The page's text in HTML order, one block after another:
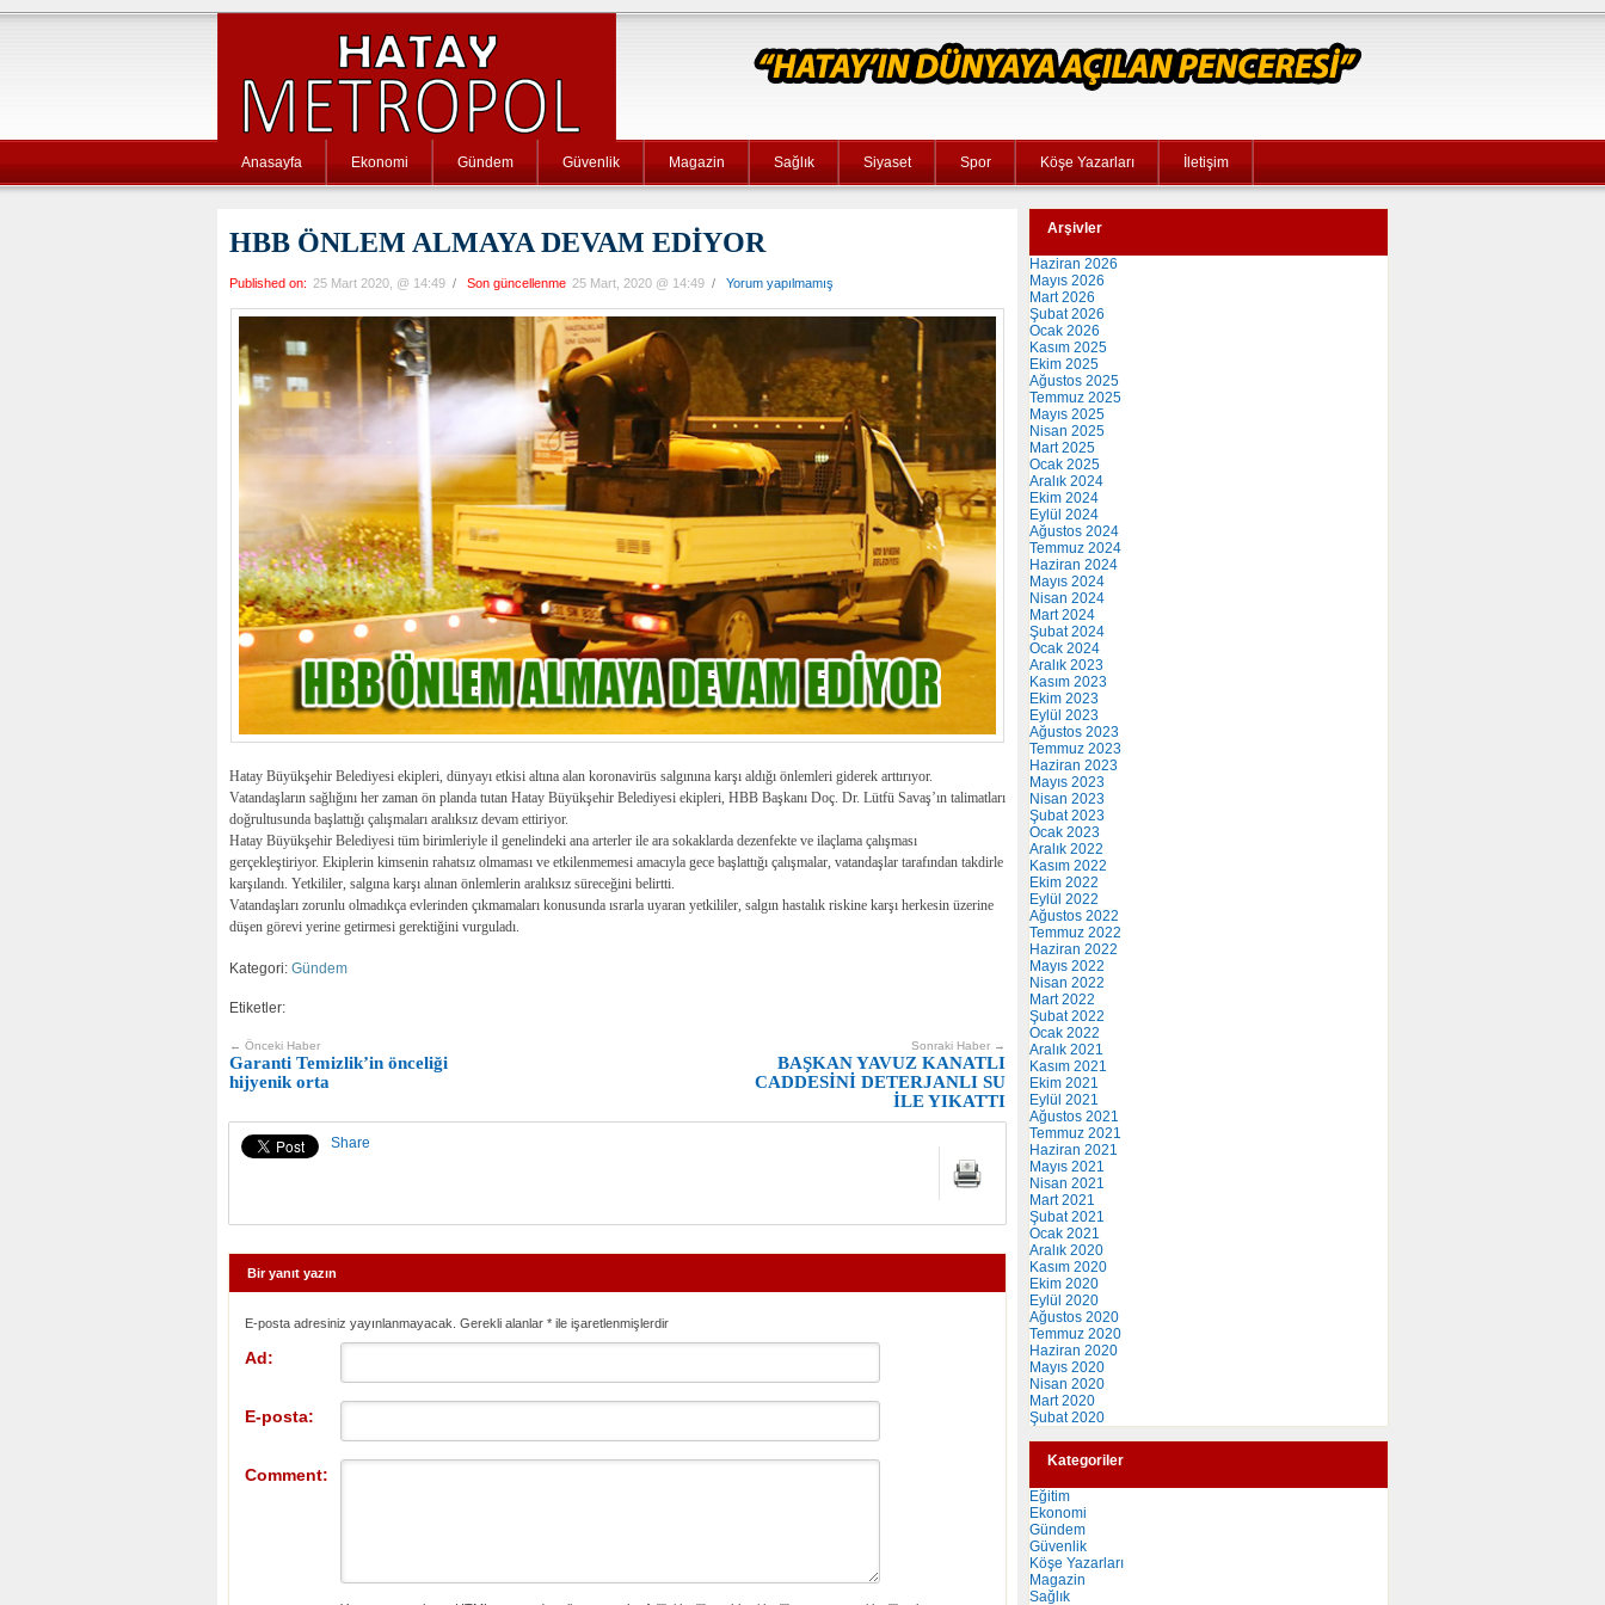
Anasayfa Ekonomi Gündem Güvenlik Magazin Sağlık Siyaset Spor Köşe Yazarları İletişim
HBB ÖNLEM ALMAYA DEVAM EDİYOR
Published on: 25 Mart 2020, @ 14:49 / Son güncellenme 25 Mart, 2020 @ 14:49 / Yorum yapılmamış
Hatay Büyükşehir Belediyesi ekipleri, dünyayı etkisi altına alan koronavirüs salgınına karşı aldığı önlemleri giderek arttırıyor.
Vatandaşların sağlığını her zaman ön planda tutan Hatay Büyükşehir Belediyesi ekipleri, HBB Başkanı Doç. Dr. Lütfü Savaş’ın talimatları
doğrultusunda başlattığı çalışmaları aralıksız devam ettiriyor.
Hatay Büyükşehir Belediyesi tüm birimleriyle il genelindeki ana arterler ile ara sokaklarda dezenfekte ve ilaçlama çalışması
gerçekleştiriyor. Ekiplerin kimsenin rahatsız olmaması ve etkilenmemesi amacıyla gece başlattığı çalışmalar, vatandaşlar tarafından takdirle
karşılandı. Yetkililer, salgına karşı alınan önlemlerin aralıksız süreceğini belirtti.
Vatandaşları zorunlu olmadıkça evlerinden çıkmamaları konusunda ısrarla uyaran yetkililer, salgın hastalık riskine karşı herkesin üzerine
düşen görevi yerine getirmesi gerektiğini vurguladı.
Kategori: Gündem
Etiketler:
Sonraki Haber →
BAŞKAN YAVUZ KANATLI
CADDESİNİ DETERJANLI SU
İLE YIKATTI
← Önceki Haber
Garanti Temizlik’in önceliği
hijyenik orta
Share
Bir yanıt yazın
E-posta adresiniz yayınlanmayacak. Gerekli alanlar * ile işaretlenmişlerdir
Ad:
E-posta:
Comment:
Arşivler
Haziran 2026
Mayıs 2026
Mart 2026
Şubat 2026
Ocak 2026
Kasım 2025
Ekim 2025
Ağustos 2025
Temmuz 2025
Mayıs 2025
Nisan 2025
Mart 2025
Ocak 2025
Aralık 2024
Ekim 2024
Eylül 2024
Ağustos 2024
Temmuz 2024
Haziran 2024
Mayıs 2024
Nisan 2024
Mart 2024
Şubat 2024
Ocak 2024
Aralık 2023
Kasım 2023
Ekim 2023
Eylül 2023
Ağustos 2023
Temmuz 2023
Haziran 2023
Mayıs 2023
Nisan 2023
Şubat 2023
Ocak 2023
Aralık 2022
Kasım 2022
Ekim 2022
Eylül 2022
Ağustos 2022
Temmuz 2022
Haziran 2022
Mayıs 2022
Nisan 2022
Mart 2022
Şubat 2022
Ocak 2022
Aralık 2021
Kasım 2021
Ekim 2021
Eylül 2021
Ağustos 2021
Temmuz 2021
Haziran 2021
Mayıs 2021
Nisan 2021
Mart 2021
Şubat 2021
Ocak 2021
Aralık 2020
Kasım 2020
Ekim 2020
Eylül 2020
Ağustos 2020
Temmuz 2020
Haziran 2020
Mayıs 2020
Nisan 2020
Mart 2020
Şubat 2020
Kategoriler
Eğitim
Ekonomi
Gündem
Güvenlik
Köşe Yazarları
Magazin
Sağlık